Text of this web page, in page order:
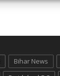
Bihar News